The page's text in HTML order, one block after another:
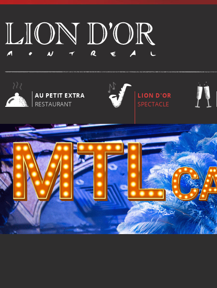
AU PETIT EXTRA
RESTAURANT
LION D'OR
SPECTACLE